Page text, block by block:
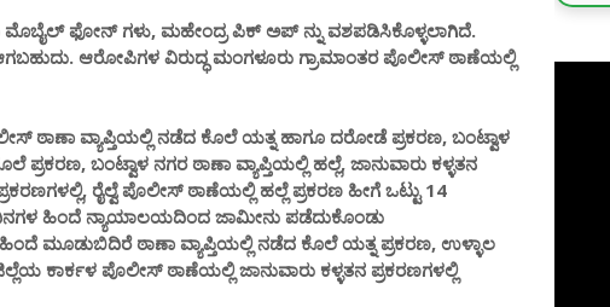
ಮೊಬೈಲ್ ಫೋನ್ ಗಳು, ಮಹೇಂದ್ರ ಪಿಕ್ ಅಪ್ ನ್ನು ವಶಪಡಿಸಿಕೊಳ್ಳಲಾಗಿದೆ.
ಆರೋಪಿಗಳ ವಿರುದ್ಧ ಮಂಗಳೂರು ಗ್ರಾಮಾಂತರ ಪೊಲೀಸ್ ಠಾಣೆಯಲ್ಲಿ
ಠಾಣಾ ವ್ಯಾಪ್ತಿಯಲ್ಲಿ ನಡೆದ ಕೊಲೆ ಯತ್ನ ಹಾಗೂ ದರೋಡೆ ಪ್ರಕರಣ, ಬಂಟ್ವಾಳ
ಬಂಟ್ವಾಳ ನಗರ ಠಾಣಾ ವ್ಯಾಪ್ತಿಯಲ್ಲಿ ಹಲ್ಲೆ, ಜಾನುವಾರು ಕಳ್ಳತನ
ರೈಲ್ವೆ ಪೊಲೀಸ್ ಠಾಣೆಯಲ್ಲಿ ಹಲ್ಲೆ ಪ್ರಕರಣ ಹೀಗೆ ಒಟ್ಟು 14
ದಿನಗಳ ಹಿಂದೆ ನ್ಯಾಯಾಲಯದಿಂದ ಜಾಮೀನು ಪಡೆದುಕೊಂಡು
ಮೂಡುಬಿದಿರೆ ಠಾಣಾ ವ್ಯಾಪ್ತಿಯಲ್ಲಿ ನಡೆದ ಕೊಲೆ ಯತ್ನ ಪ್ರಕರಣ, ಉಳ್ಳಾಲ
ಕಾರ್ಕಳ ಪೊಲೀಸ್ ಠಾಣೆಯಲ್ಲಿ ಜಾನುವಾರು ಕಳ್ಳತನ ಪ್ರಕರಣಗಳಲ್ಲಿ